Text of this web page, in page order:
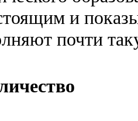
и
почти